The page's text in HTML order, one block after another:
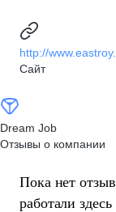
http://
Сайт
Dream Job
Отзывы о компании
Пока нет
работали здесь